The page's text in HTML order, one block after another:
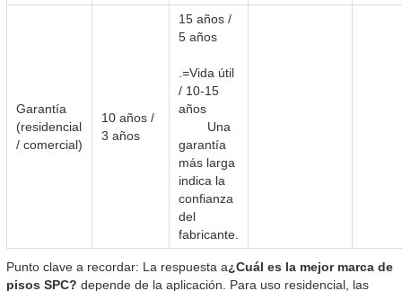
Garantía
(residencial
/ comercial)
10 años /
3 años
15 años /
5 años
.=Vida útil
/ 10-15
años
Una
garantía
más larga
indica la
confianza
del
fabricante.
Punto clave a recordar: La respuesta a¿Cuál es la mejor marca de
pisos SPC? depende de la aplicación. Para uso residencial, las